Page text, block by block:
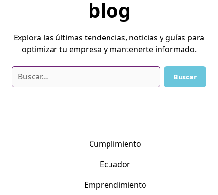
blog
Explora las últimas tendencias, noticias y guías para
optimizar tu empresa y mantenerte informado.
Cumplimiento
Ecuador
Emprendimiento